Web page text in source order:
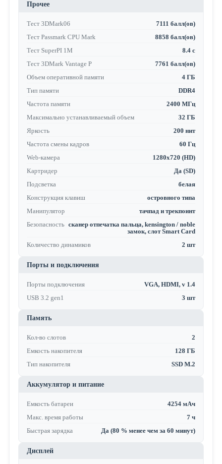
Прочее
Тест 3DMark06
7111 балл(ов)
Тест Passmark CPU Mark
8858 балл(ов)
Тест SuperPI 1M
8.4 с
Тест 3DMark Vantage P
7761 балл(ов)
Объем оперативной памяти
4 ГБ
Тип памяти
DDR4
Частота памяти
2400 МГц
Максимально устанавливаемый объем
32 ГБ
Яркость
200 нит
Частота смены кадров
60 Гц
Web-камера
1280x720 (HD)
Картридер
Да (SD)
Подсветка
белая
Конструкция клавиш
островного типа
Манипулятор
тачпад и трекпоинт
Безопасность сканер отпечатка пальца, kensington / noble
замок, слот Smart Card
Количество динамиков
2 шт
Порты и подключения
Порты подключения
VGA, HDMI, v 1.4
USB 3.2 gen1
3 шт
Память
Кол-во слотов
2
Емкость накопителя
128 ГБ
Тип накопителя
SSD M.2
Аккумулятор и питание
Емкость батареи
4254 мАч
Макс. время работы
7 ч
Быстрая зарядка
Да (80 % менее чем за 60 минут)
Дисплей